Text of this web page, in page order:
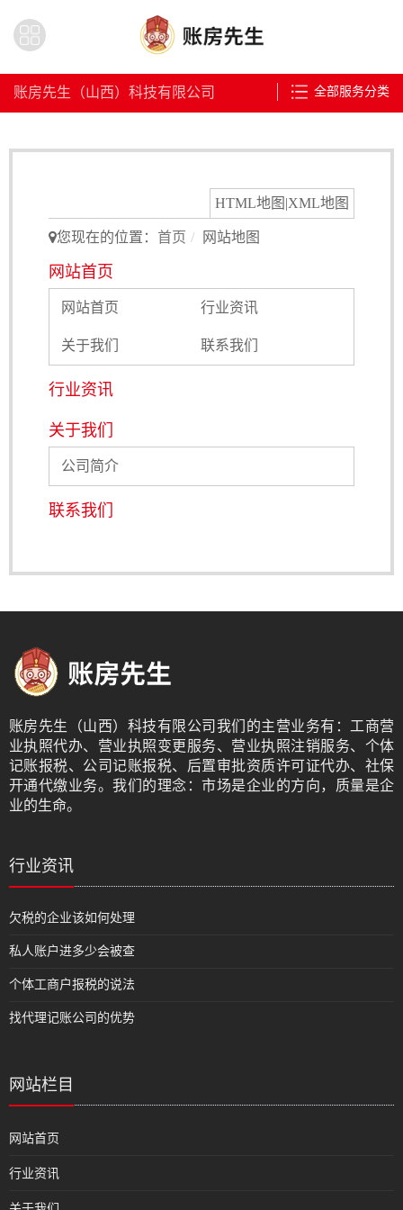
账房先生（山西）科技有限公司 全部服务分类
HTML地图 |XML地图
您现在的位置： 首页 网站地图
网站首页
网站首页 行业资讯
关于我们 联系我们
行业资讯
关于我们
公司简介
联系我们
账房先生（山西）科技有限公司我们的主营业务有：工商营
业执照代办、营业执照变更服务、营业执照注销服务、个体
记账报税、公司记账报税、后置审批资质许可证代办、社保
开通代缴业务。我们的理念：市场是企业的方向，质量是企
业的生命。
行业资讯
欠税的企业该如何处理
私人账户进多少会被查
个体工商户报税的说法
找代理记账公司的优势
网站栏目
网站首页
行业资讯